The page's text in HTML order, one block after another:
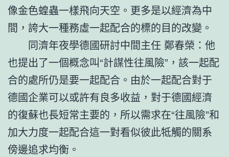
像金色蝗蟲一樣飛向天空。更多是以經濟為中
間，誇大一種務虛一起配合的標的目的改變。
同濟年夜學德國研討中間主任 鄭春榮：他
也提出了一個概念叫“計謀性往風險”，該一起配
合的處所仍是要一起配合。由於一起配合對于
德國企業可以或許有良多收益，對于德國經濟
的復蘇也長短常主要的，所以需求在“往風險”和
加大力度一起配合這一對看似彼此牴觸的關系
傍邊追求均衡。